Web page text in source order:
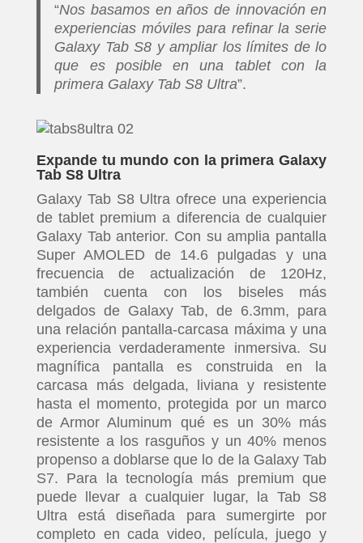
“Nos basamos en años de innovación en
experiencias móviles para refinar la serie
Galaxy Tab S8 y ampliar los límites de lo
que es posible en una tablet con la
primera Galaxy Tab S8 Ultra”.
Expande tu mundo con la primera Galaxy
Tab S8 Ultra
Galaxy Tab S8 Ultra ofrece una experiencia
de tablet premium a diferencia de cualquier
Galaxy Tab anterior. Con su amplia pantalla
Super AMOLED de 14.6 pulgadas y una
frecuencia de actualización de 120Hz,
también cuenta con los biseles más
delgados de Galaxy Tab, de 6.3mm, para
una relación pantalla-carcasa máxima y una
experiencia verdaderamente inmersiva. Su
magnífica pantalla es construida en la
carcasa más delgada, liviana y resistente
hasta el momento, protegida por un marco
de Armor Aluminum qué es un 30% más
resistente a los rasguños y un 40% menos
propenso a doblarse que lo de la Galaxy Tab
S7. Para la tecnología más premium que
puede llevar a cualquier lugar, la Tab S8
Ultra está diseñada para sumergirte por
completo en cada video, película, juego y